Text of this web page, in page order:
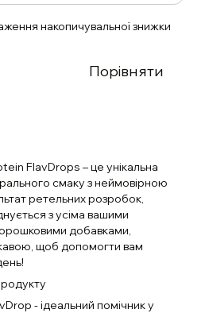
накопичувальної знижки
Порівняти
FlavDrops – це унікальна
смаку з неймовірною
ретельних розробок,
з усіма вашими
добавками,
щоб допомогти вам
- ідеальний помічник у